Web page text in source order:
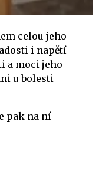
celou jeho
i napětí
a moci jeho
u bolesti
pak na ní